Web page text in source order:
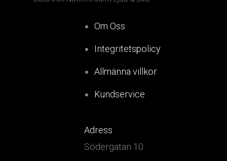
Om Oss
Integritetspolicy
Allmänna villkor
Kundservice
Adress
Södergatan 10